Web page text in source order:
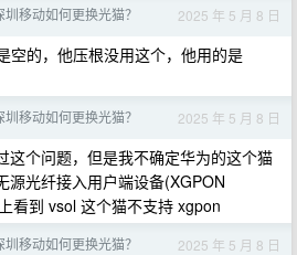
圳移动如何更换光猫？ 2025 年 5 月 8 日
空的，他压根没用这个，他用的是
圳移动如何更换光猫？ 2025 年 5 月 8 日
这个问题，但是我不确定华为的这个猫
源光纤接入用户端设备(XGPON
看到 vsol 这个猫不支持 xgpon
圳移动如何更换光猫？ 2025 年 5 月 8 日